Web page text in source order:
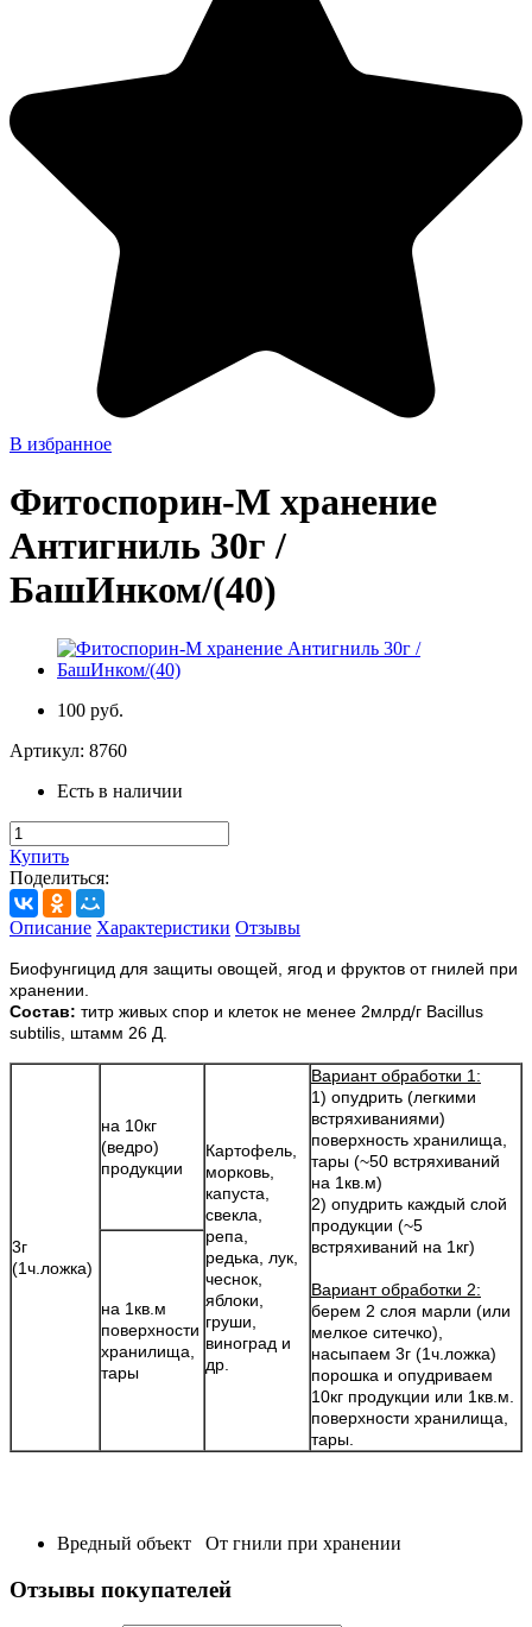
В избранное
Фитоспорин-М хранение
Антигниль 30г /
БашИнком/(40)
100 руб.
Артикул: 8760
Есть в наличии
Купить
Поделиться:
Описание Характеристики Отзывы
Биофунгицид для защиты овощей, ягод и фруктов от гнилей при
хранении.
Состав: титр живых спор и клеток не менее 2млрд/г Bacillus
subtilis, штамм 26 Д.
3г
(1ч.ложка)
на 10кг
(ведро)
продукции
Картофель,
морковь,
капуста,
свекла,
репа,
редька, лук,
чеснок,
яблоки,
груши,
виноград и
др.
Вариант обработки 1:
1) опудрить (легкими
встряхиваниями)
поверхность хранилища,
тары (~50 встряхиваний
на 1кв.м)
2) опудрить каждый слой
продукции (~5
встряхиваний на 1кг)
Вариант обработки 2:
берем 2 слоя марли (или
мелкое ситечко),
насыпаем 3г (1ч.ложка)
порошка и опудриваем
10кг продукции или 1кв.м.
поверхности хранилища,
тары.
на 1кв.м
поверхности
хранилища,
тары
Вредный объект От гнили при хранении
Отзывы покупателей